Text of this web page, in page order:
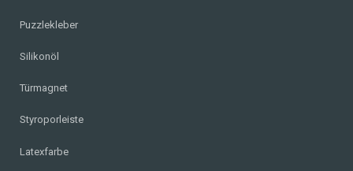
Puzzlekleber
Silikonöl
Türmagnet
Styroporleiste
Latexfarbe